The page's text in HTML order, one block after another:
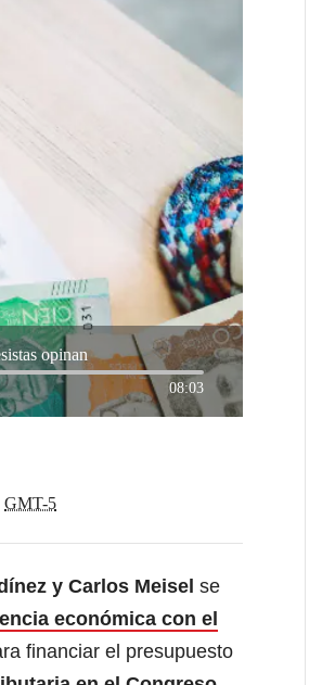
opinan
08:03
GMT-5
y Carlos Meisel se
económica con el
financiar el presupuesto